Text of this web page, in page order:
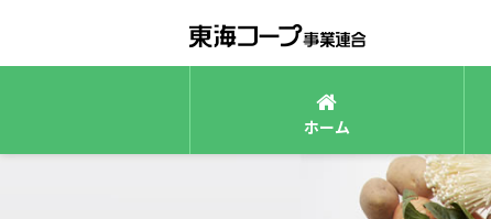
ホーム
東海コープについて
社会的な取り組み